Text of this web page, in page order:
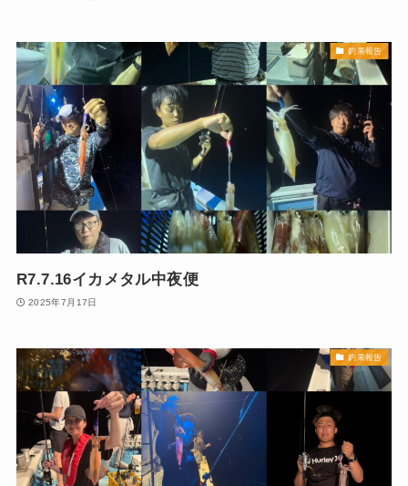
釣果報告
R7.7.16イカメタル中夜便
2025年7月17日
釣果報告